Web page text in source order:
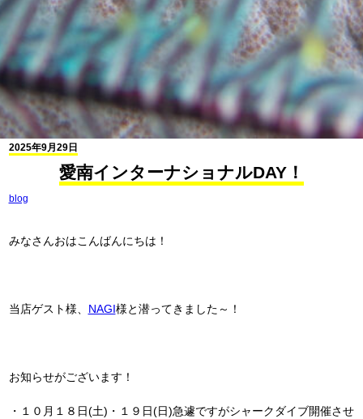
2025年9月29日
愛南インターナショナルDAY！
blog
みなさんおはこんばんにちは！
当店ゲスト様、 NAGI様と潜ってきました～！
お知らせがございます！
・１０月１８日(土)・１９日(日)急遽ですがシャークダイブ開催させ